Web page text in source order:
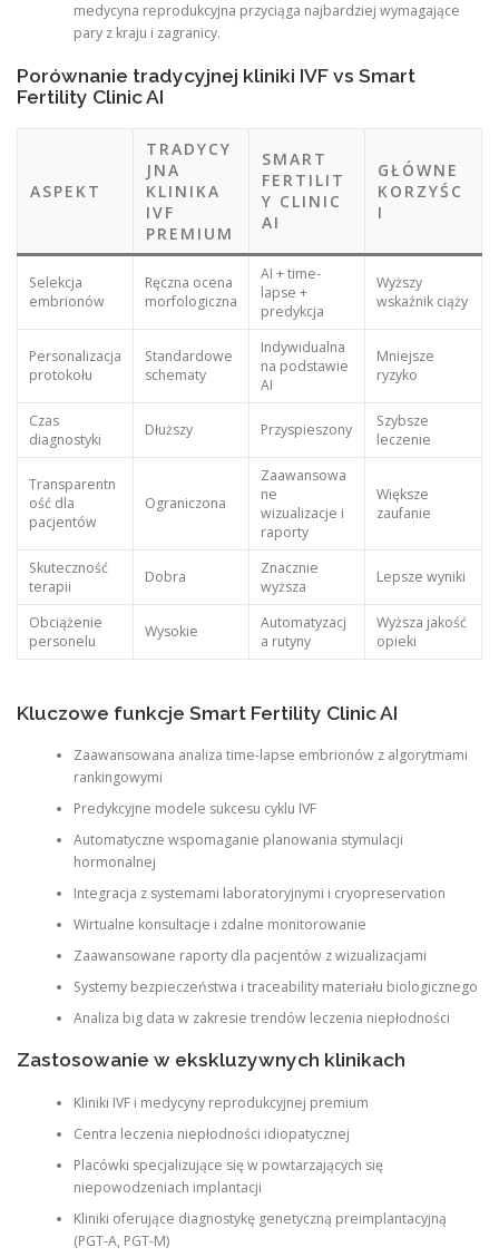
medycyna reprodukcyjna przyciąga najbardziej wymagające
pary z kraju i zagranicy.
Porównanie tradycyjnej kliniki IVF vs Smart
Fertility Clinic AI
ASPEKT
TRADYCY
JNA
KLINIKA
IVF
PREMIUM
SMART
FERTILIT
Y CLINIC
AI
GŁÓWNE
KORZYŚC
I
Selekcja
embrionów
Ręczna ocena
morfologiczna
AI + time-
lapse +
predykcja
Wyższy
wskaźnik ciąży
Personalizacja
protokołu
Standardowe
schematy
Indywidualna
na podstawie
AI
Mniejsze
ryzyko
Czas
diagnostyki
Dłuższy Przyspieszony
Szybsze
leczenie
Transparentn
ość dla
pacjentów
Ograniczona
Zaawansowa
ne
wizualizacje i
raporty
Większe
zaufanie
Skuteczność
terapii
Dobra
Znacznie
wyższa
Lepsze wyniki
Obciążenie
personelu
Wysokie
Automatyzacj
a rutyny
Wyższa jakość
opieki
Kluczowe funkcje Smart Fertility Clinic AI
Zaawansowana analiza time-lapse embrionów z algorytmami
rankingowymi
Predykcyjne modele sukcesu cyklu IVF
Automatyczne wspomaganie planowania stymulacji
hormonalnej
Integracja z systemami laboratoryjnymi i cryopreservation
Wirtualne konsultacje i zdalne monitorowanie
Zaawansowane raporty dla pacjentów z wizualizacjami
Systemy bezpieczeństwa i traceability materiału biologicznego
Analiza big data w zakresie trendów leczenia niepłodności
Zastosowanie w ekskluzywnych klinikach
Kliniki IVF i medycyny reprodukcyjnej premium
Centra leczenia niepłodności idiopatycznej
Placówki specjalizujące się w powtarzających się
niepowodzeniach implantacji
Kliniki oferujące diagnostykę genetyczną preimplantacyjną
(PGT-A, PGT-M)